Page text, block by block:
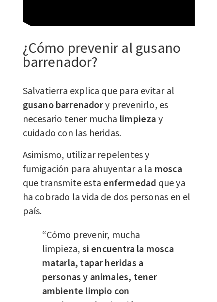
¿Cómo prevenir al gusano
barrenador?
Salvatierra explica que para evitar al
gusano barrenadory prevenirlo, es
necesario tener mucha limpieza y
cuidado con las heridas.
Asimismo, utilizar repelentes y
fumigación para ahuyentar a la mosca
que transmite esta enfermedad que ya
ha cobrado la vida de dos personas en el
país.
“Cómo prevenir, mucha
limpieza, si encuentra la mosca
matarla, tapar heridas a
personas y animales, tener
ambiente limpio con